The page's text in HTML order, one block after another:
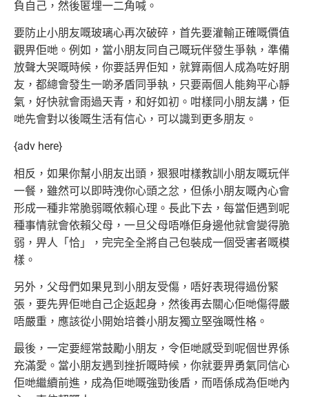
負自己，然後匿埋一二角喊。
要防止小朋友嘅玻璃心再次破碎，首先要灌輸正確嘅價值
觀畀佢哋。例如，當小朋友同自己嘅玩伴發生爭執，準備
放聲大哭嘅時候，你要話畀佢知，就算兩個人成為咗好朋
友，都總會發生一啲矛盾同爭執，只要兩個人能夠平心靜
氣，好快就會雨過天青，和好如初。 咁樣同小朋友講，佢
哋先會對以後嘅生活有信心，可以識到更多朋友。
{adv here}
相反，如果你幫小朋友出頭，狠狠咁樣教訓小朋友嘅玩伴
一餐，雖然可以即時洩你心頭之忿，但係小朋友嘅內心會
形成一種非常脆弱嘅依賴心理。 長此下去，每當佢遇到呢
種事情就會依賴父母，一旦父母唔喺佢身邊他就會變得脆
弱，畀人「恰」，完完全全將自己包裝成一個受害者嘅模
樣。
另外，父母們如果見到小朋友受傷，唔好表現得過份緊
張，要先畀佢哋自己企返起身，然後再去關心佢哋傷得嚴
唔嚴重，應該從小開始培養小朋友獨立堅強嘅性格。
最後，一定要經常鼓勵小朋友，令佢哋感受到呢個世界係
充滿愛。當小朋友遇到挫折嘅時候，你就要畀勇氣同信心
佢哋繼續前進，成為佢哋嘅強勁後盾，而唔係成為佢哋內